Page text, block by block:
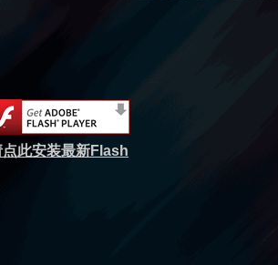
点此安装最新Flash